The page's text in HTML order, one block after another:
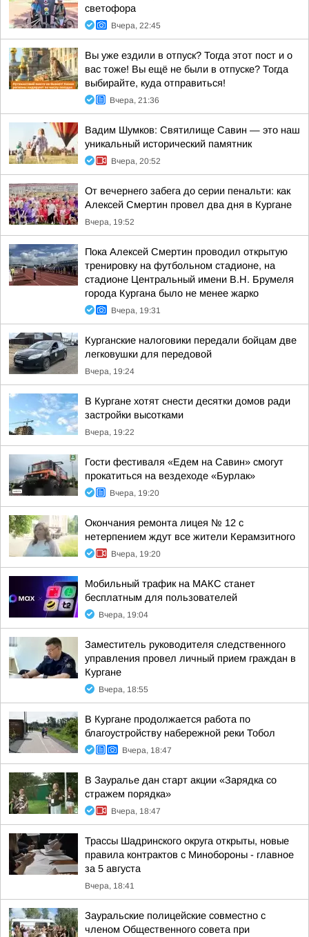
светофора
Вчера, 22:45
Вы уже ездили в отпуск? Тогда этот пост и о
вас тоже! Вы ещё не были в отпуске? Тогда
выбирайте, куда отправиться!
Вчера, 21:36
Вадим Шумков: Святилище Савин — это наш
уникальный исторический памятник
Вчера, 20:52
От вечернего забега до серии пенальти: как
Алексей Смертин провел два дня в Кургане
Вчера, 19:52
Пока Алексей Смертин проводил открытую
тренировку на футбольном стадионе, на
стадионе Центральный имени В.Н. Брумеля
города Кургана было не менее жарко
Вчера, 19:31
Курганские налоговики передали бойцам две
легковушки для передовой
Вчера, 19:24
В Кургане хотят снести десятки домов ради
застройки высотками
Вчера, 19:22
Гости фестиваля «Едем на Савин» смогут
прокатиться на вездеходе «Бурлак»
Вчера, 19:20
Окончания ремонта лицея № 12 с
нетерпением ждут все жители Керамзитного
Вчера, 19:20
Мобильный трафик на МАКС станет
бесплатным для пользователей
Вчера, 19:04
Заместитель руководителя следственного
управления провел личный прием граждан в
Кургане
Вчера, 18:55
В Кургане продолжается работа по
благоустройству набережной реки Тобол
Вчера, 18:47
В Зауралье дан старт акции «Зарядка со
стражем порядка»
Вчера, 18:47
Трассы Шадринского округа открыты, новые
правила контрактов с Минобороны - главное
за 5 августа
Вчера, 18:41
Зауральские полицейские совместно с
членом Общественного совета при